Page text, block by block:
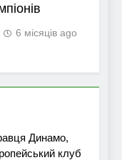
6 місяців ago
Динамо,
клуб